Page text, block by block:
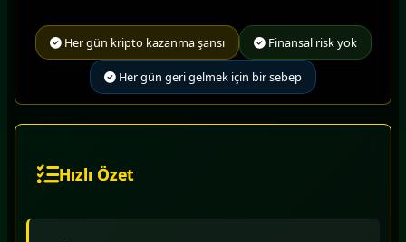
Her gün kripto kazanma şansı Finansal risk yok
Her gün geri gelmek için bir sebep
Hızlı Özet